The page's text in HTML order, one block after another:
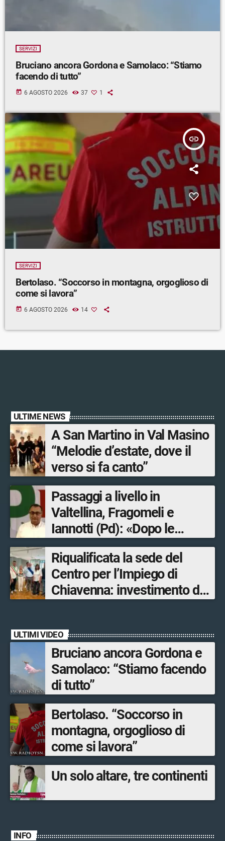
SERVIZI
Bruciano ancora Gordona e Samolaco: “Stiamo
facendo di tutto”
today 6 AGOSTO 2026 37 1
insert_link
SERVIZI
Bertolaso. “Soccorso in montagna, orgoglioso di
come si lavora”
today 6 AGOSTO 2026 14
ULTIME NEWS
A San Martino in Val Masino
“Melodie d’estate, dove il
verso si fa canto”
Passaggi a livello in
Valtellina, Fragomeli e
Iannotti (Pd): «Dopo le
Olimpiadi solo un terzo delle
opere sostitutive sarà
ultimato entro il 2026»
Riqualificata la sede del
Centro per l’Impiego di
Chiavenna: investimento da
ULTIMI VIDEO
Bruciano ancora Gordona e
Samolaco: “Stiamo facendo
di tutto”
Bertolaso. “Soccorso in
montagna, orgoglioso di
come si lavora”
Un solo altare, tre continenti
INFO